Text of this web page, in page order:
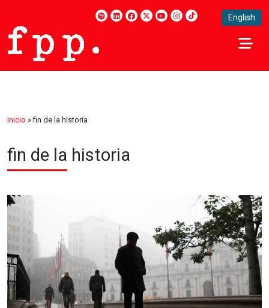
English
Inicio »fin de la historia
fin de la historia